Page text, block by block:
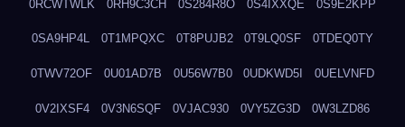
0RCWTWLK 0RH9C3CH 0S284R8O 0S4IXXQE 0S9E2KPP
0SA9HP4L 0T1MPQXC 0T8PUJB2 0T9LQ0SF 0TDEQ0TY
0TWV72OF 0U01AD7B 0U56W7B0 0UDKWD5I 0UELVNFD
0V2IXSF4 0V3N6SQF 0VJAC930 0VY5ZG3D 0W3LZD86